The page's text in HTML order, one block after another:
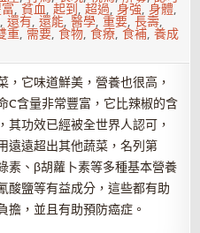
,貧血,起到,超過,身強,身體,
,還有,還能,醫學,重要,長壽,
重, 需要,食物,食療,食補,養成
它味道鮮美，營養也很高，
C含量非常豐富，它比辣椒的含
功效已經被全世界人認可，
遠遠超出其他蔬菜，名列第
素、β胡蘿卜素等多種基本營養
酸鹽等有益成分，這些都有助
擔，並且有助預防癌症。